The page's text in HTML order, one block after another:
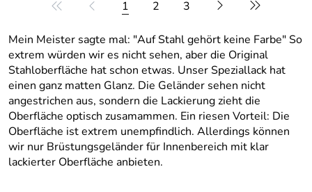
1 2 3
Mein Meister sagte mal: "Auf Stahl gehört keine Farbe" So
extrem würden wir es nicht sehen, aber die Original
Stahloberfläche hat schon etwas. Unser Speziallack hat
einen ganz matten Glanz. Die Geländer sehen nicht
angestrichen aus, sondern die Lackierung zieht die
Oberfläche optisch zusamammen. Ein riesen Vorteil: Die
Oberfläche ist extrem unempfindlich. Allerdings können
wir nur Brüstungsgeländer für Innenbereich mit klar
lackierter Oberfläche anbieten.